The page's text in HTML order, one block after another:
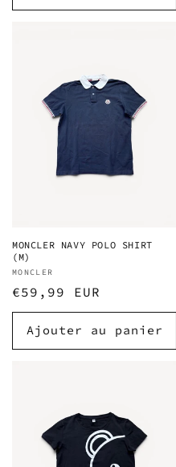
MONCLER NAVY POLO SHIRT
(M)
Fournisseur :
MONCLER
Prix
habituel
€59,99 EUR
Ajouter au panier